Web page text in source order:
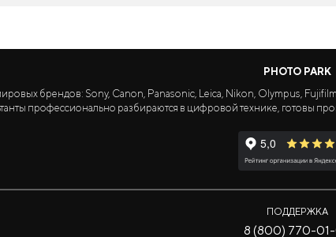
PHOTO PARK
брендов: Sony, Canon, Panasonic, Leica, Nikon, Olympus,
профессионально разбираются в цифровой технике, готовы
ПОДДЕРЖКА
8 (800) 770-